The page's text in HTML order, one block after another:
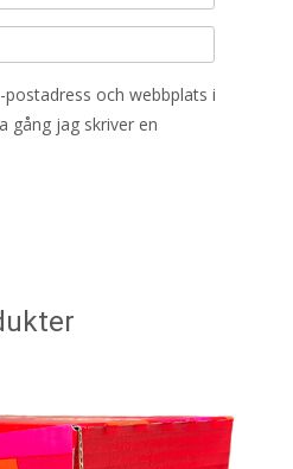
och webbplats i
gång jag skriver en